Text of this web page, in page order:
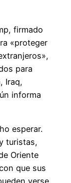
firmado
«proteger
para
Iraq,
informa
esperar.
turistas,
Oriente
que sus